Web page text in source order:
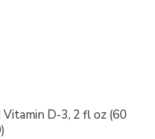
D-3, 2 fl oz (60